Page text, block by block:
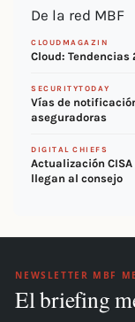
De la red MBF
CLOUDMAGAZIN
Cloud: Tendencias
SECURITYTODAY
Vías de
aseguradoras
DIGITAL CHIEFS
Actualización
llegan al consejo
NEWSLETTER MBF
El briefing